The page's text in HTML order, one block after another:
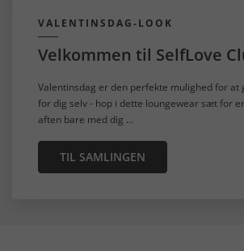
VALENTINSDAG-LOOK
Velkommen til SelfLove
Valentinsdag er den perfekte mulighed for at
for dig selv - hop i dette loungewear sæt for
aften bare med dig ...
TIL SAMLINGEN